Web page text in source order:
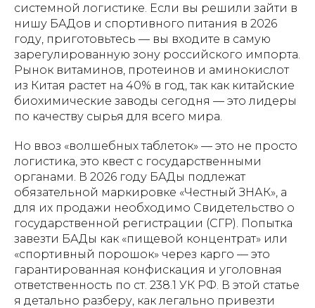
системной логистике. Если вы решили зайти в
нишу БАДов и спортивного питания в 2026
году, приготовьтесь — вы входите в самую
зарегулированную зону российского импорта.
Рынок витаминов, протеинов и аминокислот
из Китая растет на 40% в год, так как китайские
биохимические заводы сегодня — это лидеры
по качеству сырья для всего мира.
Но ввоз «волшебных таблеток» — это не просто
логистика, это квест с государственными
органами. В 2026 году БАДы подлежат
обязательной маркировке «Честный ЗНАК», а
для их продажи необходимо Свидетельство о
государственной регистрации (СГР). Попытка
завезти БАДы как «пищевой концентрат» или
«спортивный порошок» через карго — это
гарантированная конфискация и уголовная
ответственность по ст. 238.1 УК РФ. В этой статье
я детально разберу, как легально привезти